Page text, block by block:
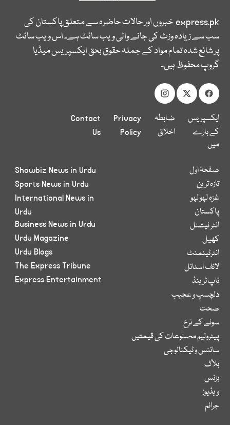
express.pkخبروں اور حالات حاضرہ سے متعلق پاکستان کی
سب سے زیادہ وزٹ کی جانے والی ویب سائٹ ہے۔ اس ویب سائٹ
پر شائع شدہ تمام مواد کے جملہ حقوق بحق ایکسپریس میڈیا
گروپ محفوظ ہیں۔
ایکسپریس
کے بارے
میں
ضابطہ
اخلاق
Privacy
Policy
Contact
Us
صفحۂ اول
تازہ ترین
غزہ لہو لہو
پاکستان
انٹر نیشنل
کھیل
انٹرٹینمنٹ
لائف اسٹائل
ٹاپ ٹرینڈ
دلچسپ و عجیب
صحت
سونے کے نرخ
پیٹرولیم مصنوعات کی قیمتیں
سائنس و ٹیکنالوجی
بلاگ
بزنس
ویڈیوز
جرائم
Showbiz News in Urdu
Sports News in Urdu
International News in
Urdu
Business News in Urdu
Urdu Magazine
Urdu Blogs
The Express Tribune
Express Entertainment